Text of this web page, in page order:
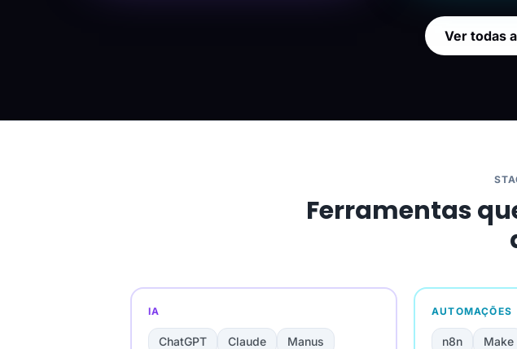
Ver todas
Ferramentas
IA
ChatGPT Claude
Manus
AUTOMAÇÕES
n8n Make